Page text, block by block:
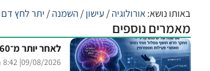
באותו נושא:אורולוגיה/ עישון/ השמנה/ יתר לחץ דם
מאמרים נוספים
לאחר יותר מ־60 שנות שימוש: האם סוף־סוף התגלה מנגנון הפעולה המרכזי של מטפורמין?
09/08/2026
| 8:42 am